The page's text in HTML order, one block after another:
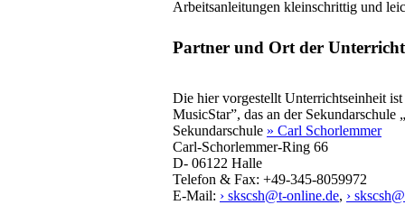
Arbeitsanleitungen kleinschrittig und
Partner und Ort der
Die hier vorgestellt Unterrichtseinheit
MusicStar”, das an der
Sekundarschule » Carl Schorlemmer
Carl-Schorlemmer-Ring 66
D- 06122 Halle
Telefon & Fax: +49-345-8059972
E-Mail: › skscsh@t-online.de, ›